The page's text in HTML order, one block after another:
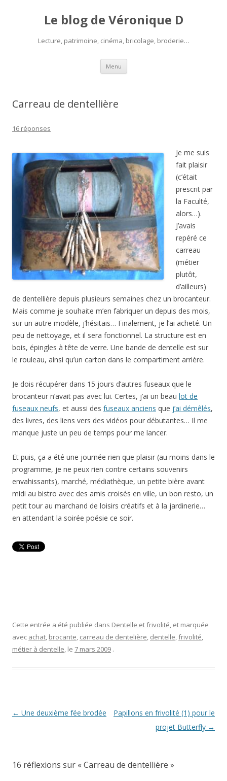
Le blog de Véronique D
Lecture, patrimoine, cinéma, bricolage, broderie…
Menu Aller
contenu
Carreau de dentellière
16 réponses
Je me suis
fait plaisir
(c’était
prescrit par
la Faculté,
alors…).
J’avais
repéré ce
carreau
(métier
plutôt,
d’ailleurs)
de dentellière depuis plusieurs semaines chez un brocanteur.
Mais comme je souhaite m’en fabriquer un depuis des mois,
sur un autre modèle, j’hésitais… Finalement, je l’ai acheté. Un
peu de nettoyage, et il sera fonctionnel. La structure est en
bois, épingles à tête de verre. Une bande de dentelle est sur
le rouleau, ainsi qu’un carton dans le compartiment arrière.
Je dois récupérer dans 15 jours d’autres fuseaux que le
brocanteur n’avait pas avec lui. Certes, j’ai un beau lot de
fuseaux neufs, et aussi des fuseaux anciens que j’ai démêlés,
des livres, des liens vers des vidéos pour débutantes… Il me
manque juste un peu de temps pour me lancer.
Et puis, ça a été une journée rien que plaisir (au moins dans le
programme, je ne peux rien contre certains souvenirs
envahissants), marché, médiathèque, un petite bière avant
midi au bistro avec des amis croisés en ville, un bon resto, un
petit tour au marchand de loisirs créatifs et à la jardinerie…
en attendant la soirée poésie ce soir.
Cette entrée a été publiée dans Dentelle et frivolité, et marquée
avec achat, brocante, carreau de dentelière, dentelle,frivolité,
métier à dentelle, le 7 mars 2009 .
Navigation
← Une deuxième fée brodée
Papillons en frivolité (1) pour le
projet Butterfly →
16 réflexions sur «Carreau de dentellière »